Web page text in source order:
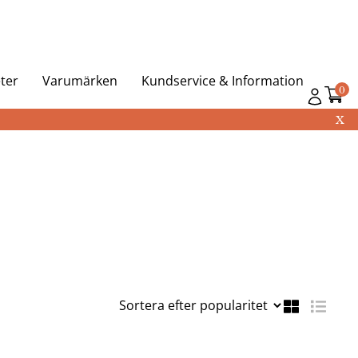
0
Varumärken Kundservice & Information
X